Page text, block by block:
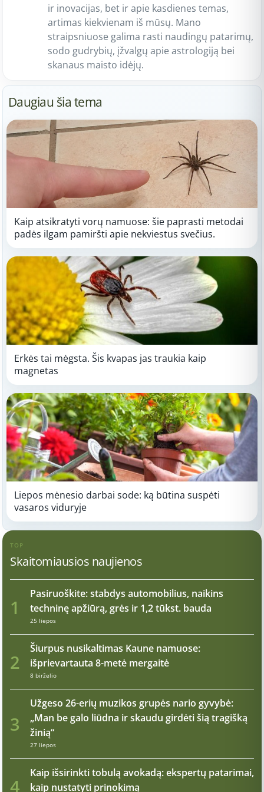
ir inovacijas, bet ir apie kasdienes temas,
artimas kiekvienam iš mūsų. Mano
straipsniuose galima rasti naudingų patarimų,
sodo gudrybių, įžvalgų apie astrologiją bei
skanaus maisto idėjų.
Daugiau šia tema
Kaip atsikratyti vorų namuose: šie paprasti metodai
padės ilgam pamiršti apie nekviestus svečius.
Erkės tai mėgsta. Šis kvapas jas traukia kaip
magnetas
Liepos mėnesio darbai sode: ką būtina suspėti
vasaros viduryje
TOP
Skaitomiausios naujienos
1
Pasiruoškite: stabdys automobilius, naikins
techninę apžiūrą, grės ir 1,2 tūkst. bauda
25 liepos
2
Šiurpus nusikaltimas Kaune namuose:
išprievartauta 8-metė mergaitė
8 birželio
3
Užgeso 26-erių muzikos grupės nario gyvybė:
„Man be galo liūdna ir skaudu girdėti šią tragišką
žinią“
27 liepos
4
Kaip išsirinkti tobulą avokadą: ekspertų patarimai,
kaip nustatyti prinokimą